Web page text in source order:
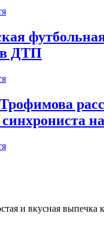
в ДТП
и вкусная выпечка